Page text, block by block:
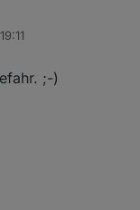
05-
;-)